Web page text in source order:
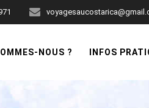
NOUS ? INFOS